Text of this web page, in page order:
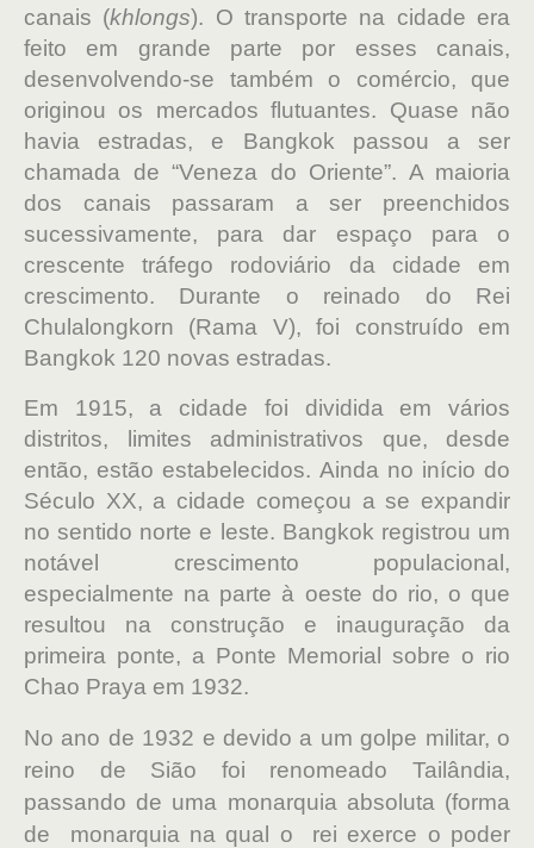
canais (khlongs). O transporte na cidade era
feito em grande parte por esses canais,
desenvolvendo-se também o comércio, que
originou os mercados flutuantes. Quase não
havia estradas, e Bangkok passou a ser
chamada de “Veneza do Oriente”. A maioria
dos canais passaram a ser preenchidos
sucessivamente, para dar espaço para o
crescente tráfego rodoviário da cidade em
crescimento. Durante o reinado do Rei
Chulalongkorn (Rama V), foi construído em
Bangkok 120 novas estradas.
Em 1915, a cidade foi dividida em vários
distritos, limites administrativos que, desde
então, estão estabelecidos. Ainda no início do
Século XX, a cidade começou a se expandir
no sentido norte e leste. Bangkok registrou um
notável crescimento populacional,
especialmente na parte à oeste do rio, o que
resultou na construção e inauguração da
primeira ponte, a Ponte Memorial sobre o rio
Chao Praya em 1932.
No ano de 1932 e devido a um golpe militar, o
reino de Sião foi renomeado Tailândia,
passando de uma monarquia absoluta (forma
de monarquia na qual o rei exerce o poder